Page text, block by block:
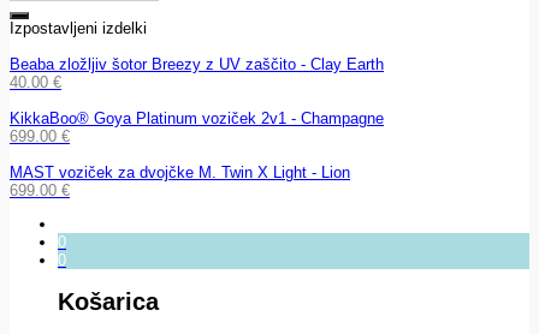
Izpostavljeni izdelki
Beaba zložljiv šotor Breezy z UV zaščito - Clay Earth
40.00 €
KikkaBoo® Goya Platinum voziček 2v1 - Champagne
699.00 €
MAST voziček za dvojčke M. Twin X Light - Lion
699.00 €
0
0
Košarica